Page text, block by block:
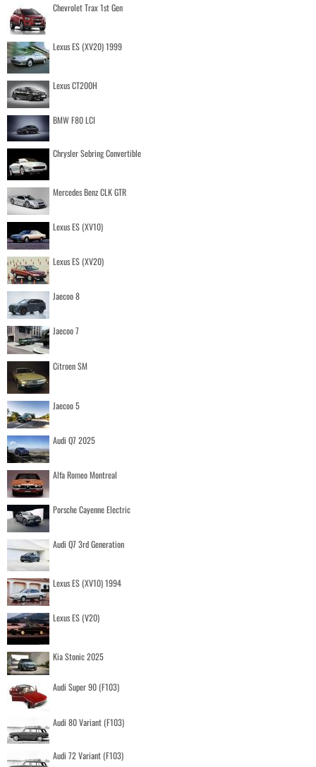
Chevrolet Trax 1st Gen
Lexus ES (XV20) 1999
Lexus CT200H
BMW F80 LCI
Chrysler Sebring Convertible
Mercedes Benz CLK GTR
Lexus ES (XV10)
Lexus ES (XV20)
Jaecoo 8
Jaecoo 7
Citroen SM
Jaecoo 5
Audi Q7 2025
Alfa Romeo Montreal
Porsche Cayenne Electric
Audi Q7 3rd Generation
Lexus ES (XV10) 1994
Lexus ES (V20)
Kia Stonic 2025
Audi Super 90 (F103)
Audi 80 Variant (F103)
Audi 72 Variant (F103)